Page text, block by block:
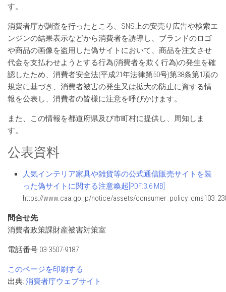
す。
消費者庁が調査を行ったところ、SNS上の安売り広告や検索エ
ンジンの結果表示などから消費者を誘導し、ブランドのロゴ
や商品の画像を盗用した偽サイトにおいて、商品を注文させ
代金を支払わせようとする行為(消費者を欺く行為)の発生を確
認したため、消費者安全法(平成21年法律第50号)第38条第1項の
規定に基づき、消費者被害の発生又は拡大の防止に資する情
報を公表し、消費者の皆様に注意を呼びかけます。
また、この情報を都道府県及び市町村に提供し、周知しま
す。
公表資料
人気インテリア家具や雑貨等の公式通信販売サイトを装
った偽サイトに関する注意喚起[PDF:3.6 MB]
https://www.caa.go.jp/notice/assets/
問合せ先
消費者政策課財産被害対策室
電話番号 03-3507-9187
このページを印刷する
出典: 消費者庁ウェブサイト